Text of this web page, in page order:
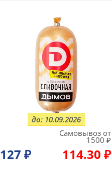
127 ₽
Самовывоз от
1500 ₽
114.30 ₽
до: 10.09.2026